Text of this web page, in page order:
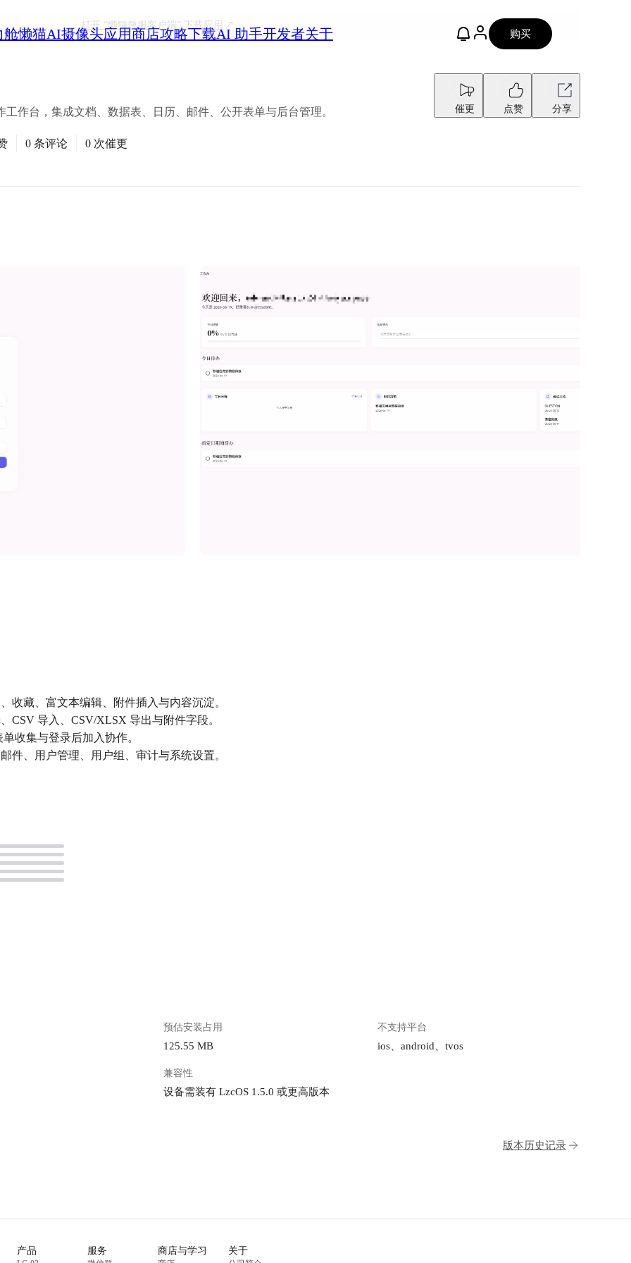
舱懒猫AI摄像头应用商店攻略下载AI 助手开发者关于 购买
打开 “懒猫微服客户端”下载应用
作台，集成文档、数据表、日历、邮件、公开表单与后台管理。 催更 点赞 分享
0 条评论 0 次催更
收藏、富文本编辑、附件插入与内容沉淀。
CSV 导入、CSV/XLSX 导出与附件字段。
收集与登录后加入协作。
件、用户管理、用户组、审计与系统设置。
预估安装占用
125.55 MB
不支持平台
ios、android、tvos
兼容性
设备需装有 LzcOS 1.5.0 或更高版本
版本历史记录
产品 服务 商店与学习 关于